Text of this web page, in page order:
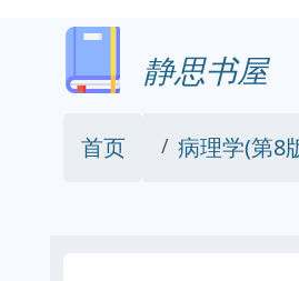
静思书屋
首页 病理学(第8